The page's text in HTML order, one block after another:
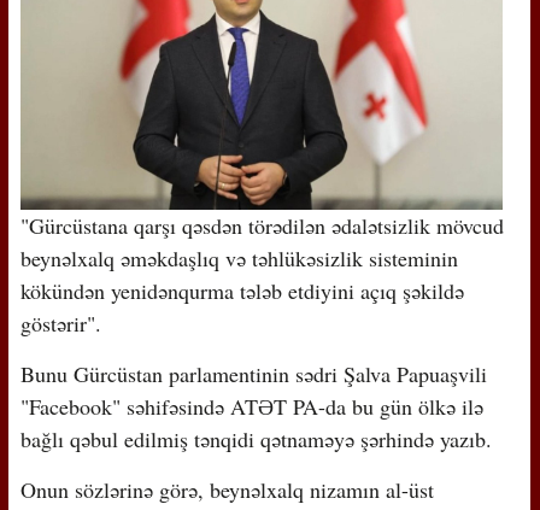
"Gürcüstana qarşı qəsdən törədilən ədalətsizlik mövcud
beynəlxalq əməkdaşlıq və təhlükəsizlik sisteminin
kökündən yenidənqurma tələb etdiyini açıq şəkildə
göstərir".
Bunu Gürcüstan parlamentinin sədri Şalva Papuaşvili
"Facebook" səhifəsində ATƏT PA-da bu gün ölkə ilə
bağlı qəbul edilmiş tənqidi qətnaməyə şərhində yazıb.
Onun sözlərinə görə, beynəlxalq nizamın al-üst